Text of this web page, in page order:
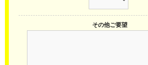
その他ご要望